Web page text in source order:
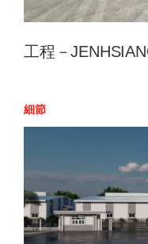
工程－
細節